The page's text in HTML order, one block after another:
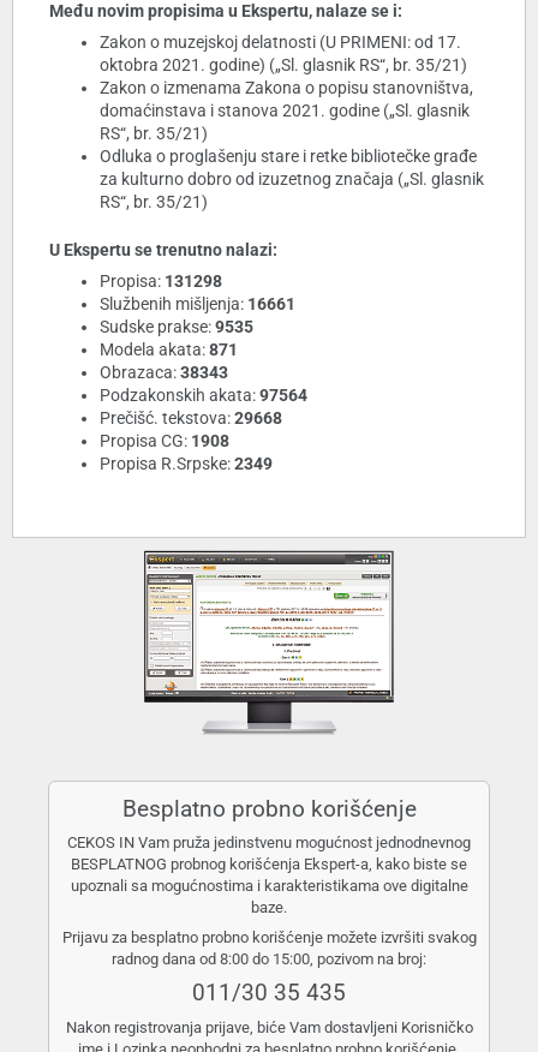
Među novim propisima u Ekspertu, nalaze se i:
Zakon o muzejskoj delatnosti (U PRIMENI: od 17.
oktobra 2021. godine) („Sl. glasnik RS“, br. 35/21)
Zakon o izmenama Zakona o popisu stanovništva,
domaćinstava i stanova 2021. godine („Sl. glasnik
RS“, br. 35/21)
Odluka o proglašenju stare i retke bibliotečke građe
za kulturno dobro od izuzetnog značaja („Sl. glasnik
RS“, br. 35/21)
U Ekspertu se trenutno nalazi:
Propisa: 131298
Službenih mišljenja: 16661
Sudske prakse:9535
Modela akata:871
Obrazaca:38343
Podzakonskih akata:97564
Prečišć. tekstova:29668
Propisa CG: 1908
Propisa R.Srpske:2349
Besplatno probno korišćenje
CEKOS IN Vam pruža jedinstvenu mogućnost jednodnevnog
BESPLATNOG probnog korišćenja Ekspert-a, kako biste se
upoznali sa mogućnostima i karakteristikama ove digitalne
baze.
Prijavu za besplatno probno korišćenje možete izvršiti svakog
radnog dana od 8:00 do 15:00, pozivom na broj:
011/30 35 435
Nakon registrovanja prijave, biće Vam dostavljeni Korisničko